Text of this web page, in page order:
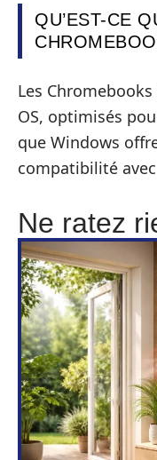
QU’EST-CE
Les
OS, optimisés
que Windows
compatibilité
Ne ratez